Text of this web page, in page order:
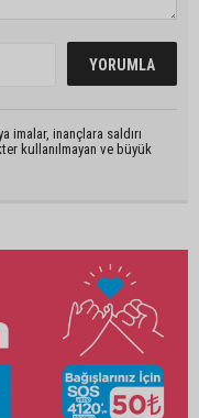
imalar, inançlara saldırı
kullanılmayan ve büyük